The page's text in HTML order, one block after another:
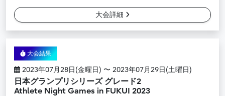
大会詳細
大会結果
2023年07月28日(金曜日) 〜 2023年07月29日(土曜日)
日本グランプリシリーズ グレード2
Athlete Night Games in FUKUI 2023